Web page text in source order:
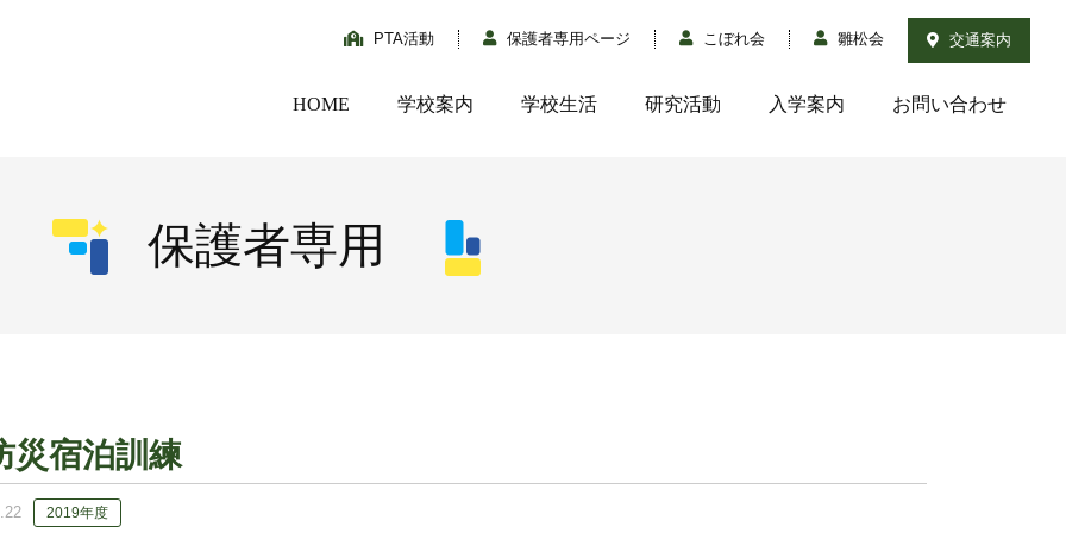
PTA活動 保護者専用ページ こぼれ会 雛松会 交通案内
HOME 学校案内 学校生活 研究活動 入学案内 お問い合わせ
保護者専用
災宿泊訓練
2019年度